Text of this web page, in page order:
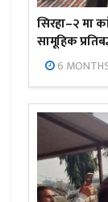
सिरहा–२ मा
सामूहिक
6